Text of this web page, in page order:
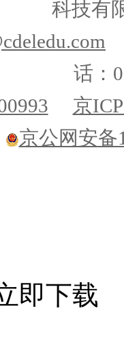
科技有
话：
京
京公网安备
即下载